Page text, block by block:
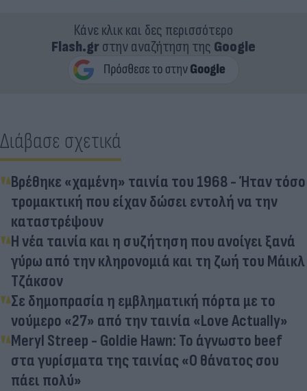
Κάνε κλικ και δες περισσότερο
Flash.grστην αναζήτηση της Google
Διάβασε σχετικά
Βρέθηκε «χαμένη» ταινία του 1968 - Ήταν τόσο
τρομακτική που είχαν δώσει εντολή να την
καταστρέψουν
Η νέα ταινία και η συζήτηση που ανοίγει ξανά
γύρω από την κληρονομιά και τη ζωή του Μάικλ
Τζάκσον
Σε δημοπρασία η εμβληματική πόρτα με το
νούμερο «27» από την ταινία «Love Actually»
Meryl Streep - Goldie Hawn: Το άγνωστο beef
στα γυρίσματα της ταινίας «Ο θάνατος σου
πάει πολύ»